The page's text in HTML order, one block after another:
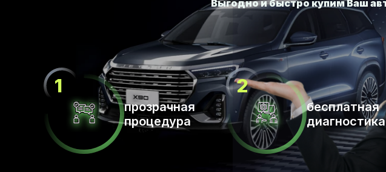
прозрачная
процедура
бесплатная
диагностика